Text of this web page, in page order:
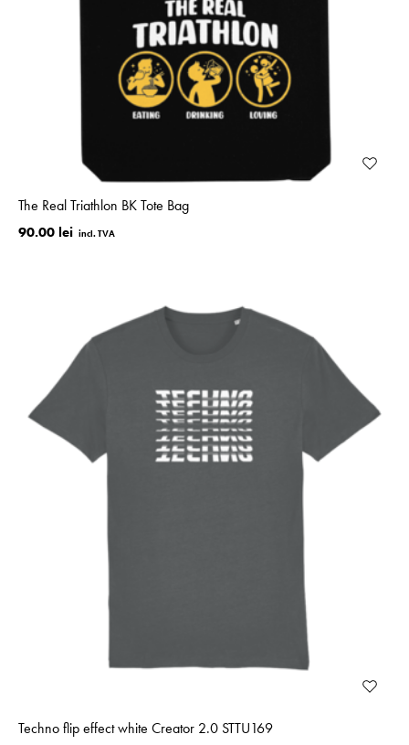
The Real Triathlon BK Tote Bag
90.00 lei
Techno flip effect white Creator 2.0 STTU169